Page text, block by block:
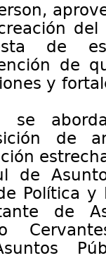
del
de
de
y
se
de
de
Política y
de